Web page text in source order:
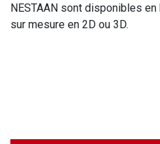
NESTAAN sont disponibles
sur mesure en 2D ou 3D.